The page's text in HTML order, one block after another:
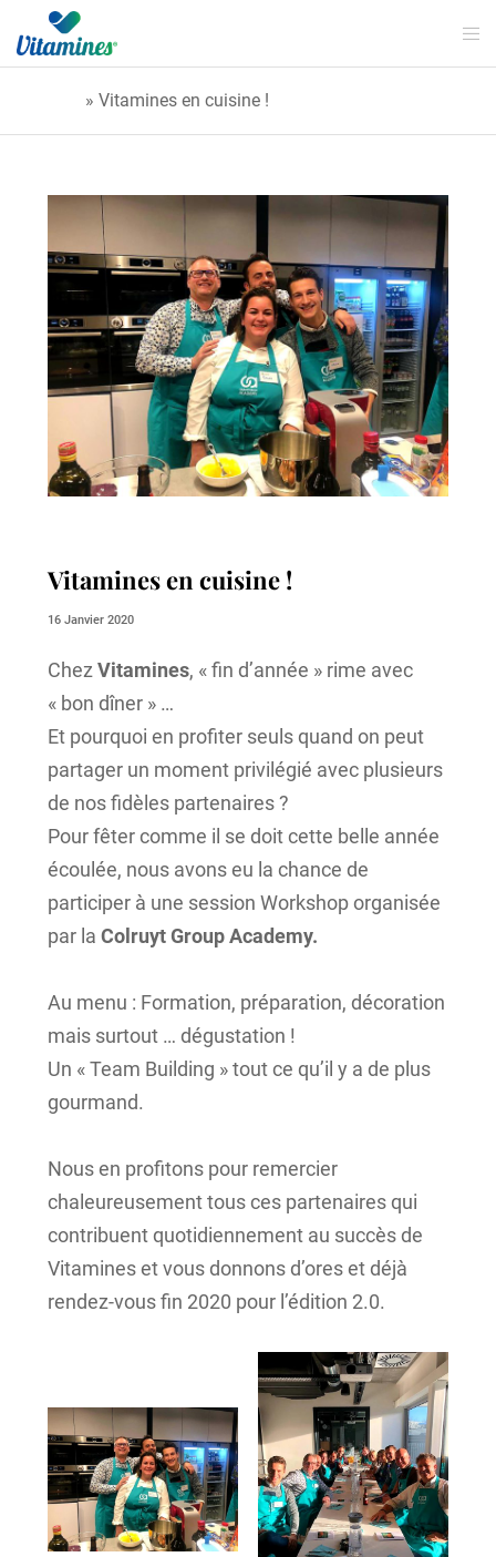
»Vitamines en cuisine !
Vitamines en cuisine !
16 Janvier 2020
Chez Vitamines, « fin d’année » rime avec
« bon dîner » …
Et pourquoi en profiter seuls quand on peut
partager un moment privilégié avec plusieurs
de nos fidèles partenaires ?
Pour fêter comme il se doit cette belle année
écoulée, nous avons eu la chance de
participer à une session Workshop organisée
par la Colruyt Group Academy.
Au menu : Formation, préparation, décoration
mais surtout … dégustation !
Un « Team Building » tout ce qu’il y a de plus
gourmand.
Nous en profitons pour remercier
chaleureusement tous ces partenaires qui
contribuent quotidiennement au succès de
Vitamines et vous donnons d’ores et déjà
rendez-vous fin 2020 pour l’édition 2.0.